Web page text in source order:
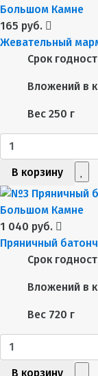
165 руб.
Жевательный
Срок
Вложений в
Вес 250 г
В корзину
1 040 руб.
Пряничный
Срок
Вложений в
Вес 720 г
В корзину